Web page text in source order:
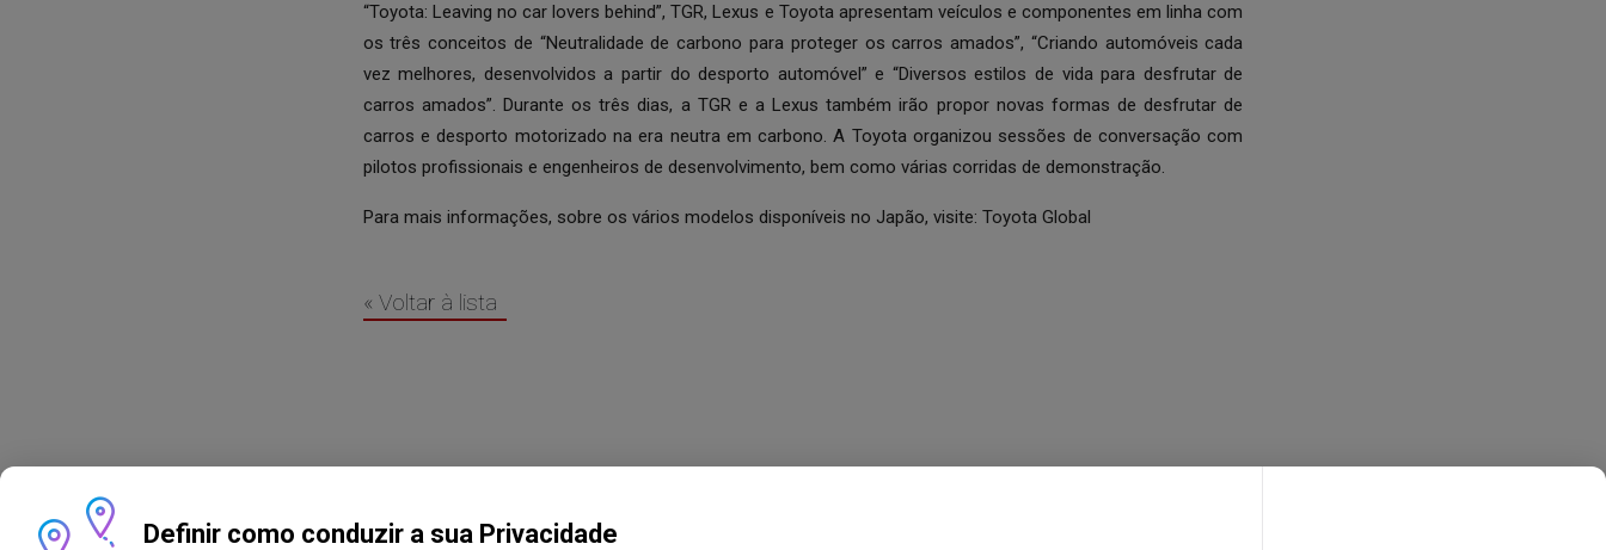
“Toyota: Leaving no car lovers behind”, TGR, Lexus e Toyota apresentam veículos e componentes em linha com
os três conceitos de “Neutralidade de carbono para proteger os carros amados”, “Criando automóveis cada
vez melhores, desenvolvidos a partir do desporto automóvel” e “Diversos estilos de vida para desfrutar de
carros amados”. Durante os três dias, a TGR e a Lexus também irão propor novas formas de desfrutar de
carros e desporto motorizado na era neutra em carbono. A Toyota organizou sessões de conversação com
pilotos profissionais e engenheiros de desenvolvimento, bem como várias corridas de demonstração.
Para mais informações, sobre os vários modelos disponíveis no Japão, visite: Toyota Global
« Voltar à lista
Definir como conduzir a sua Privacidade